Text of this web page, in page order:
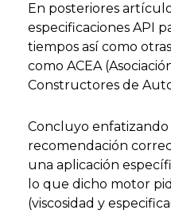
En posteriores
especificaciones API
tiempos así como
como ACEA
Constructores de
Concluyo
recomendación
una aplicación
lo que dicho motor
(viscosidad y